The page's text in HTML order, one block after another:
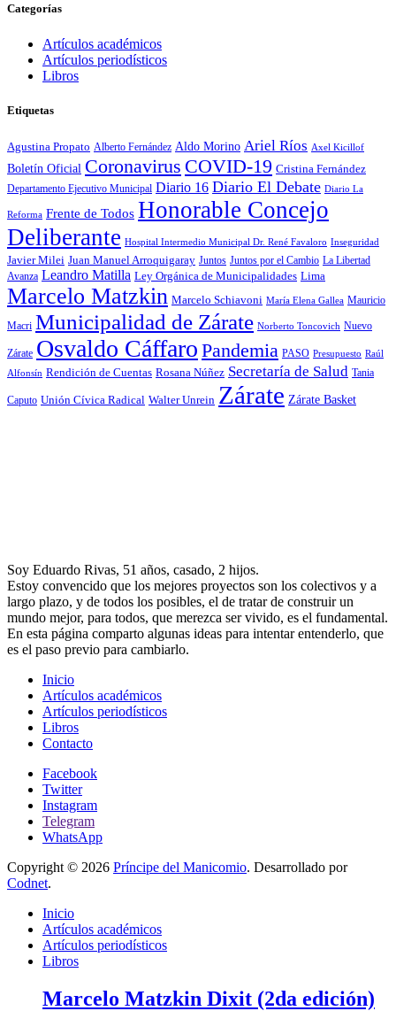
Categorías
Artículos académicos
Artículos periodísticos
Libros
Etiquetas
Agustina Propato Alberto Fernández Aldo Morino Ariel Ríos Axel Kicillof
Boletín Oficial Coronavirus COVID-19 Cristina Fernández
Departamento Ejecutivo Municipal Diario 16 Diario El Debate Diario La
Reforma Frente de Todos Honorable Concejo
Deliberante Hospital Intermedio Municipal Dr. René Favaloro Inseguridad
Javier Milei Juan Manuel Arroquigaray Juntos Juntos por el Cambio La Libertad
Avanza Leandro Matilla Ley Orgánica de Municipalidades Lima
Marcelo Matzkin Marcelo Schiavoni María Elena Gallea Mauricio
Macri Municipalidad de Zárate Norberto Toncovich Nuevo
Zárate Osvaldo Cáffaro Pandemia PASO Presupuesto Raúl
Alfonsín Rendición de Cuentas Rosana Núñez Secretaría de Salud Tania
Caputo Unión Cívica Radical Walter Unrein Zárate Zárate Basket
Soy Eduardo Rivas, 51 años, casado, 2 hijos.
Estoy convencido que los mejores proyectos son los colectivos y a
largo plazo, y de todos los posibles, el de tratar de construir un
mundo mejor, para todos, que merezca ser vivido, es el fundamental.
En esta página comparto algunas ideas para intentar entenderlo, que
es el paso previo para cambiarlo.
Inicio
Artículos académicos
Artículos periodísticos
Libros
Contacto
Facebook
Twitter
Instagram
Telegram
WhatsApp
Copyright © 2026 Príncipe del Manicomio. Desarrollado por
Codnet.
Inicio
Artículos académicos
Artículos periodísticos
Libros
Marcelo Matzkin Dixit (2da edición)